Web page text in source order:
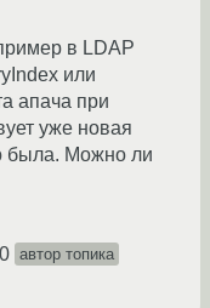
в LDAP
или
апача при
уже новая
была. Можно ли
автор топика